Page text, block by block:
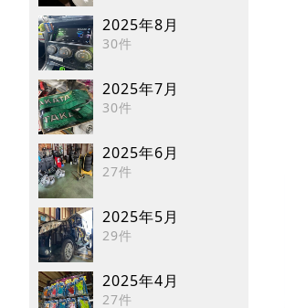
2025年8月
30件
2025年7月
30件
2025年6月
27件
2025年5月
29件
2025年4月
27件